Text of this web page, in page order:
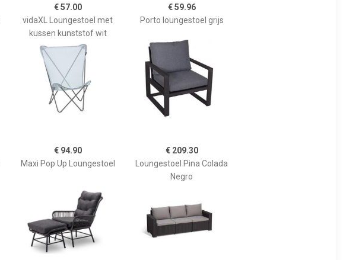
€ 57.00
vidaXL Loungestoel met
kussen kunststof wit
€ 59.96
Porto loungestoel grijs
€ 94.90
Maxi Pop Up Loungestoel
€ 209.30
Loungestoel Pina Colada
Negro